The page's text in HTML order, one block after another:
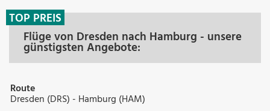
Flüge von Dresden nach Hamburg - unsere
günstigsten Angebote:
TOP PREIS
Route
Dresden (DRS) - Hamburg (HAM)